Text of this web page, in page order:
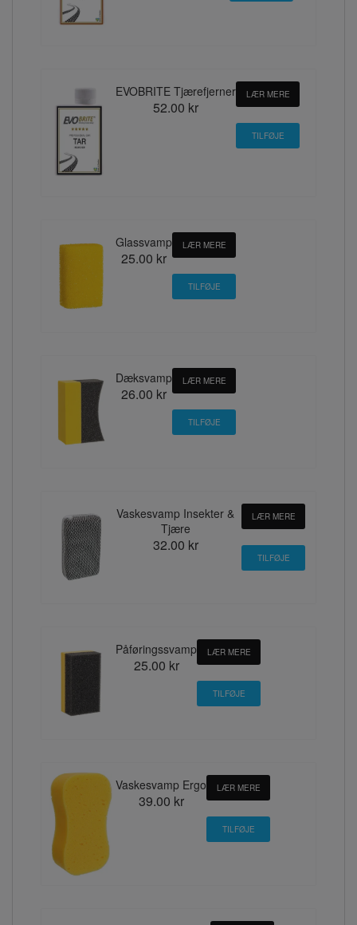
EVOBRITE Tjærefjerner
52.00 kr
LÆR MERE
Glassvamp
25.00 kr
LÆR MERE
Dæksvamp
26.00 kr
LÆR MERE
Vaskesvamp Insekter &
Tjære
32.00 kr
LÆR MERE
Påføringssvamp
25.00 kr
LÆR MERE
Vaskesvamp Ergo
39.00 kr
LÆR MERE